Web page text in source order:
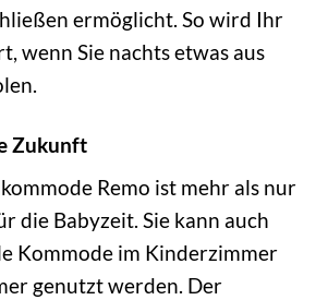
ermöglicht. So wird Ihr
wenn Sie nachts etwas aus
Zukunft
Remo ist mehr als nur
die Babyzeit. Sie kann auch
Kommode im Kinderzimmer
genutzt werden. Der